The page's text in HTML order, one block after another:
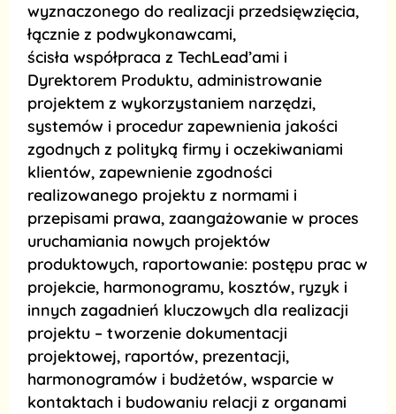
wyznaczonego do realizacji przedsięwzięcia,
łącznie z podwykonawcami,
ścisła współpraca z TechLead’ami i
Dyrektorem Produktu, administrowanie
projektem z wykorzystaniem narzędzi,
systemów i procedur zapewnienia jakości
zgodnych z polityką firmy i oczekiwaniami
klientów, zapewnienie zgodności
realizowanego projektu z normami i
przepisami prawa, zaangażowanie w proces
uruchamiania nowych projektów
produktowych, raportowanie: postępu prac w
projekcie, harmonogramu, kosztów, ryzyk i
innych zagadnień kluczowych dla realizacji
projektu – tworzenie dokumentacji
projektowej, raportów, prezentacji,
harmonogramów i budżetów, wsparcie w
kontaktach i budowaniu relacji z organami